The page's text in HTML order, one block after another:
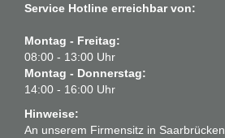
Service Hotline erreichbar von:
Montag - Freitag:
08:00 - 13:00 Uhr
Montag - Donnerstag:
14:00 - 16:00 Uhr
Hinweise:
An unserem Firmensitz in Saarbrücken